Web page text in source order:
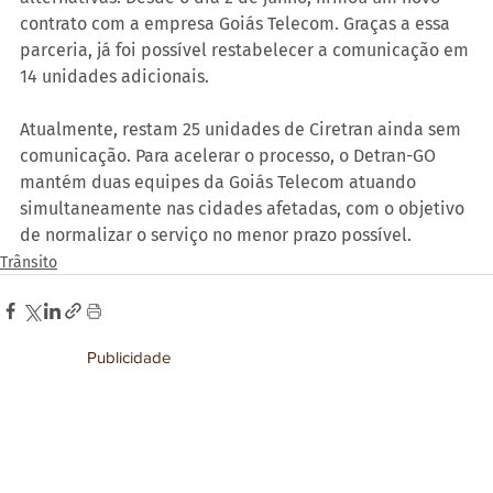
contrato com a empresa Goiás Telecom. Graças a essa
parceria, já foi possível restabelecer a comunicação em
14 unidades adicionais.
Atualmente, restam 25 unidades de Ciretran ainda sem
comunicação. Para acelerar o processo, o Detran-GO
mantém duas equipes da Goiás Telecom atuando
simultaneamente nas cidades afetadas, com o objetivo
de normalizar o serviço no menor prazo possível.
Trânsito
Publicidade